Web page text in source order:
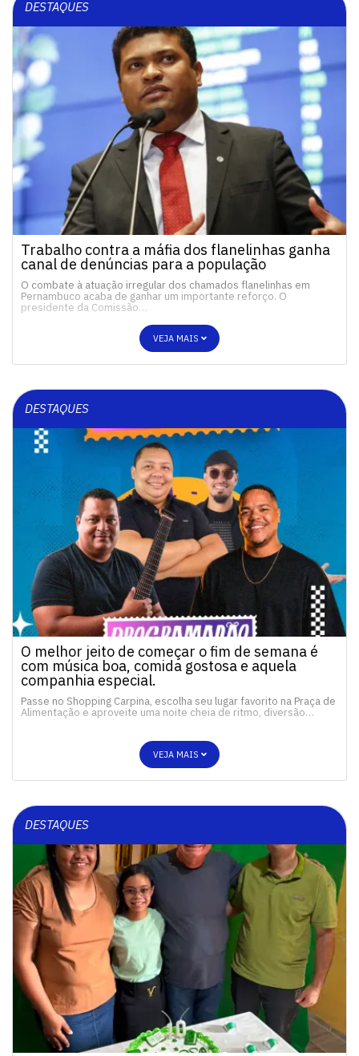
DESTAQUES
Trabalho contra a máfia dos flanelinhas ganha
canal de denúncias para a população
O combate à atuação irregular dos chamados flanelinhas em
Pernambuco acaba de ganhar um importante reforço. O
presidente da Comissão…
VEJA MAIS
DESTAQUES
O melhor jeito de começar o fim de semana é
com música boa, comida gostosa e aquela
companhia especial.
Passe no Shopping Carpina, escolha seu lugar favorito na Praça de
Alimentação e aproveite uma noite cheia de ritmo, diversão…
VEJA MAIS
DESTAQUES